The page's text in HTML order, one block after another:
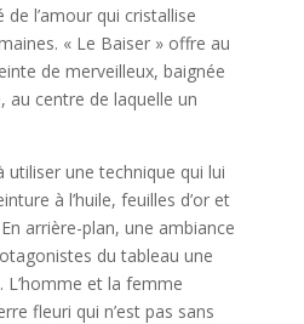
l’amour qui cristallise
« Le Baiser » offre au
de merveilleux, baignée
au centre de laquelle un
utiliser une technique qui lui
à l’huile, feuilles d’or et
arrière-plan, une ambiance
du tableau une
et la femme
fleuri qui n’est pas sans